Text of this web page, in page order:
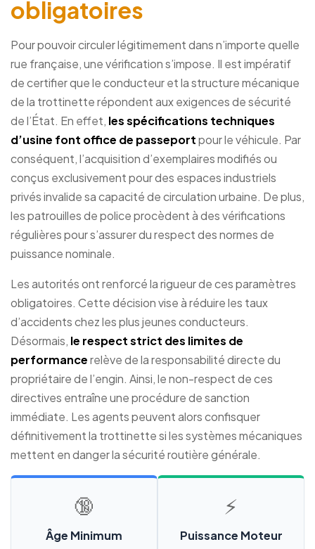
obligatoires
Pour pouvoir circuler légitimement dans n’importe quelle
rue française, une vérification s’impose. Il est impératif
de certifier que le conducteur et la structure mécanique
de la trottinette répondent aux exigences de sécurité
de l’État. En effet, les spécifications techniques
d’usine font office de passeportpour le véhicule. Par
conséquent, l’acquisition d’exemplaires modifiés ou
conçus exclusivement pour des espaces industriels
privés invalide sa capacité de circulation urbaine. De plus,
les patrouilles de police procèdent à des vérifications
régulières pour s’assurer du respect des normes de
puissance nominale.
Les autorités ont renforcé la rigueur de ces paramètres
obligatoires. Cette décision vise à réduire les taux
d’accidents chez les plus jeunes conducteurs.
Désormais, le respect strict des limites de
performancerelève de la responsabilité directe du
propriétaire de l’engin. Ainsi, le non-respect de ces
directives entraîne une procédure de sanction
immédiate. Les agents peuvent alors confisquer
définitivement la trottinette si les systèmes mécaniques
mettent en danger la sécurité routière générale.
🔞
Âge Minimum
⚡
Puissance Moteur